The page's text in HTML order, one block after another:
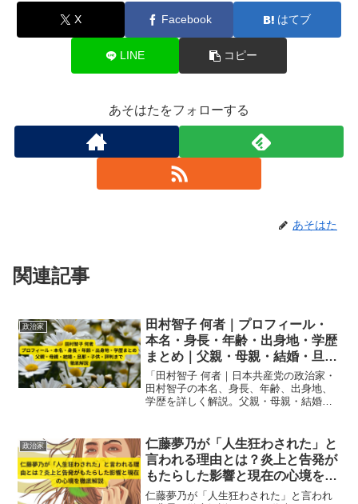
X Facebook はてブ
LINE コピー
あそはたをフォローする
あそはた
関連記事
政治家
田村智子 何者｜プロフィール・
本名・身長・年齢・出身地・学歴
まとめ｜父親・母親・結婚・旦
那・子供・評判まで徹底解説
「田村智子 何者｜日本共産党の政治家・
田村智子の本名、身長、年齢、出身地、
学歴を詳しく解説。父親・母親・結婚・
全プロフィールを紹介します。」
政治家
仁藤夢乃が「人生狂わされた」と
言われる理由とは？炎上と告発が
もたらした影響と現在の心境を徹
底解説
仁藤夢乃が「人生狂わされた」と言われ